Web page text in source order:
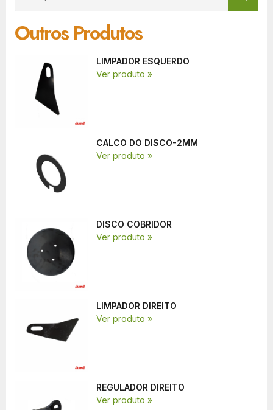
Outros Produtos
LIMPADOR ESQUERDO
Ver produto »
CALCO DO DISCO-2MM
Ver produto »
DISCO COBRIDOR
Ver produto »
LIMPADOR DIREITO
Ver produto »
REGULADOR DIREITO
Ver produto »